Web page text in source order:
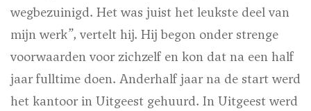
wegbezuinigd. Het was juist het leukste deel van
mijn werk”, vertelt hij. Hij begon onder strenge
voorwaarden voor zichzelf en kon dat na een half
jaar fulltime doen. Anderhalf jaar na de start werd
het kantoor in Uitgeest gehuurd. In Uitgeest werd